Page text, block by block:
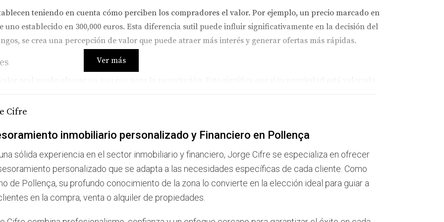
teniendo en cuenta cómo perciben los compradores el valor. Por ejemplo, un precio marcado en
uno establecido en 300,000 euros. Esta diferencia sutil puede influir significativamente en la decisión del
se crea una percepción de valor que puede atraer más interés y generar ofertas más rápidas.
un trato al negociar hacia abajo. Es una táctica comúnmente utilizada por agentes inmobiliarios
fue listada por 750,000 euros. Después de analizar el mercado y las propiedades similares, el vendedor
un rango psicológico. En menos de dos semanas, recibieron múltiples ofertas y finalmente vendieron
Ver más
Cifre
inmobiliario personalizado y Financiero en Pollença
sólida experiencia en el sector inmobiliario y financiero, Jorge Cifre se especializa en ofrecer
personalizado que se adapta a las necesidades específicas de cada cliente. Como
de Pollença, su profundo conocimiento de la zona lo convierte en la elección ideal para guiar a
en la compra, venta o alquiler de propiedades.